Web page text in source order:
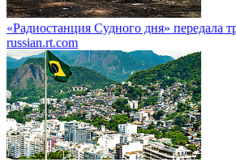
«Радиостанция Судного дня» передала
russian.rt.com